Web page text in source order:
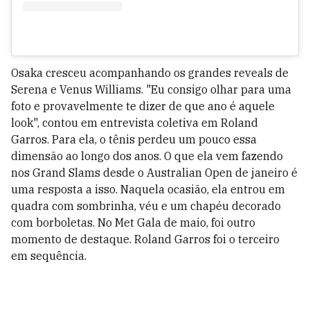
Osaka cresceu acompanhando os grandes reveals de
Serena e Venus Williams. "Eu consigo olhar para uma
foto e provavelmente te dizer de que ano é aquele
look", contou em entrevista coletiva em Roland
Garros. Para ela, o tênis perdeu um pouco essa
dimensão ao longo dos anos. O que ela vem fazendo
nos Grand Slams desde o Australian Open de janeiro é
uma resposta a isso. Naquela ocasião, ela entrou em
quadra com sombrinha, véu e um chapéu decorado
com borboletas. No Met Gala de maio, foi outro
momento de destaque. Roland Garros foi o terceiro
em sequência.